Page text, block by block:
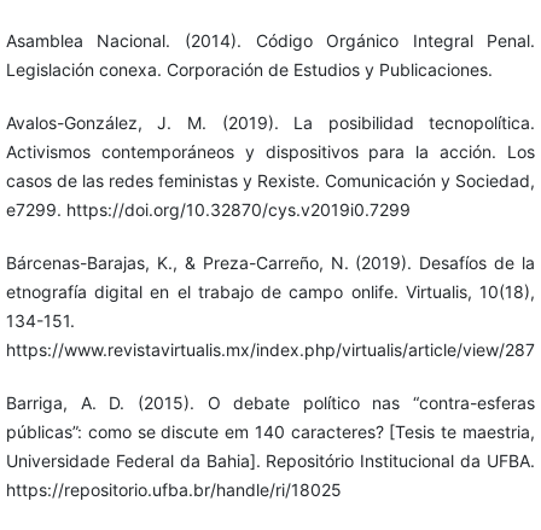
Asamblea Nacional. (2014). Código Orgánico Integral Penal.
Legislación conexa. Corporación de Estudios y Publicaciones.
Avalos-González, J. M. (2019). La posibilidad tecnopolítica.
Activismos contemporáneos y dispositivos para la acción. Los
casos de las redes feministas y Rexiste. Comunicación y Sociedad,
e7299. https://doi.org/10.32870/cys.v2019i0.7299
Bárcenas-Barajas, K., & Preza-Carreño, N. (2019). Desafíos de la
etnografía digital en el trabajo de campo onlife. Virtualis, 10(18),
134-151.
https://www.revistavirtualis.mx/index.php/virtualis/article/view/287
Barriga, A. D. (2015). O debate político nas “contra-esferas
públicas”: como se discute em 140 caracteres? [Tesis te maestria,
Universidade Federal da Bahia]. Repositório Institucional da UFBA.
https://repositorio.ufba.br/handle/ri/18025